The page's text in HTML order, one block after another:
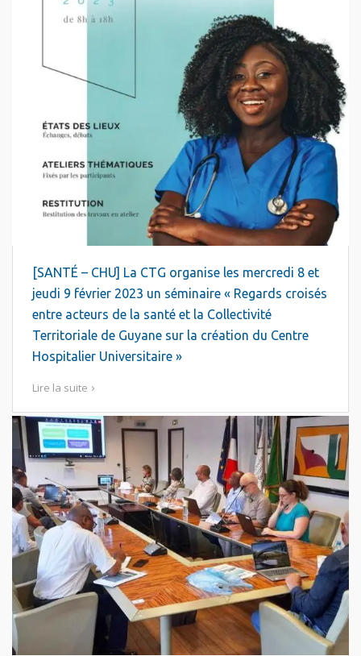
[SANTÉ – CHU] La CTG organise les mercredi 8 et
jeudi 9 février 2023 un séminaire « Regards croisés
entre acteurs de la santé et la Collectivité
Territoriale de Guyane sur la création du Centre
Hospitalier Universitaire »
Lire la suite